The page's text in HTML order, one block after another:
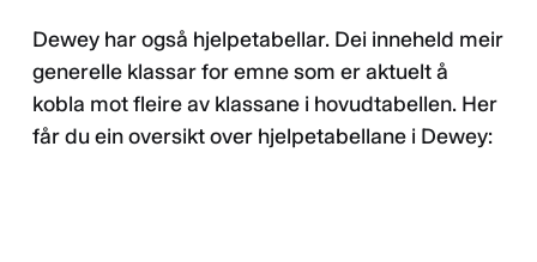
Dewey har også hjelpetabellar. Dei inneheld meir
generelle klassar for emne som er aktuelt å
kobla mot fleire av klassane i hovudtabellen. Her
får du ein oversikt over hjelpetabellane i Dewey: